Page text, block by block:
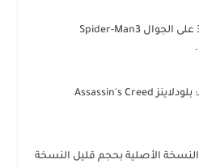
تحميل لعبة سبايدر مان 3 على الجوال Spider-Man3
تحميل لعبة أساسنز كريد: بلودلاينز Assassin's Creed
تحميل لعبة بلاك BLACK النسخة الأصلية بحجم قليل النسخة